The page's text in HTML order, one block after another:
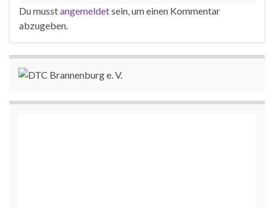
Du musstangemeldetsein, um einen Kommentar
abzugeben.